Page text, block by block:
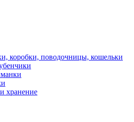
коробки, поводочницы, кошельки
хранение